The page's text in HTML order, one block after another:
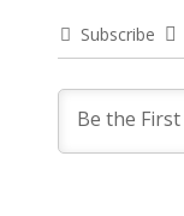
Subscribe